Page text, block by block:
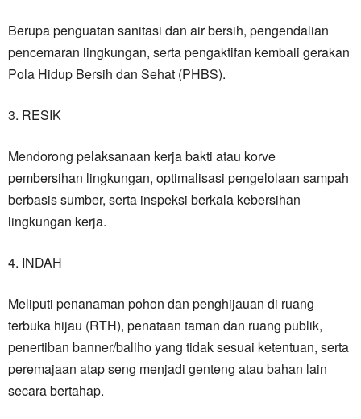
Berupa penguatan sanitasi dan air bersih, pengendalian
pencemaran lingkungan, serta pengaktifan kembali gerakan
Pola Hidup Bersih dan Sehat (PHBS).
3. RESIK
Mendorong pelaksanaan kerja bakti atau korve
pembersihan lingkungan, optimalisasi pengelolaan sampah
berbasis sumber, serta inspeksi berkala kebersihan
lingkungan kerja.
4. INDAH
Meliputi penanaman pohon dan penghijauan di ruang
terbuka hijau (RTH), penataan taman dan ruang publik,
penertiban banner/baliho yang tidak sesuai ketentuan, serta
peremajaan atap seng menjadi genteng atau bahan lain
secara bertahap.